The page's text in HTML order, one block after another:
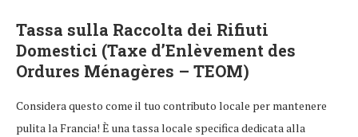
Tassa sulla Raccolta dei Rifiuti
Domestici (Taxe d’Enlèvement des
Ordures Ménagères – TEOM)
Considera questo come il tuo contributo locale per mantenere
pulita la Francia! È una tassa locale specifica dedicata alla